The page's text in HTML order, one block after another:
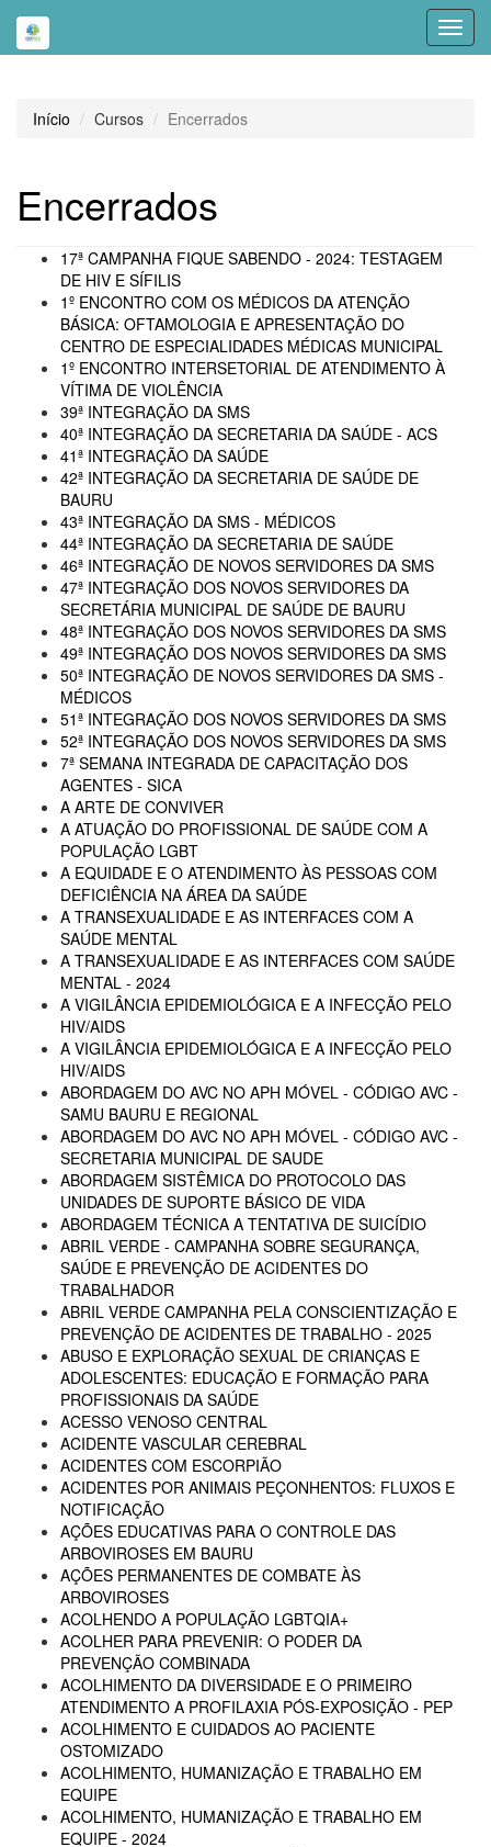
Início Cursos Encerrados
Encerrados
17ª CAMPANHA FIQUE SABENDO - 2024: TESTAGEM
DE HIV E SÍFILIS
1º ENCONTRO COM OS MÉDICOS DA ATENÇÃO
BÁSICA: OFTAMOLOGIA E APRESENTAÇÃO DO
CENTRO DE ESPECIALIDADES MÉDICAS MUNICIPAL
1º ENCONTRO INTERSETORIAL DE ATENDIMENTO À
VÍTIMA DE VIOLÊNCIA
39ª INTEGRAÇÃO DA SMS
40ª INTEGRAÇÃO DA SECRETARIA DA SAÚDE - ACS
41ª INTEGRAÇÃO DA SAÚDE
42ª INTEGRAÇÃO DA SECRETARIA DE SAÚDE DE
BAURU
43ª INTEGRAÇÃO DA SMS - MÉDICOS
44ª INTEGRAÇÃO DA SECRETARIA DE SAÚDE
46ª INTEGRAÇÃO DE NOVOS SERVIDORES DA SMS
47ª INTEGRAÇÃO DOS NOVOS SERVIDORES DA
SECRETÁRIA MUNICIPAL DE SAÚDE DE BAURU
48ª INTEGRAÇÃO DOS NOVOS SERVIDORES DA SMS
49ª INTEGRAÇÃO DOS NOVOS SERVIDORES DA SMS
50ª INTEGRAÇÃO DE NOVOS SERVIDORES DA SMS -
MÉDICOS
51ª INTEGRAÇÃO DOS NOVOS SERVIDORES DA SMS
52ª INTEGRAÇÃO DOS NOVOS SERVIDORES DA SMS
7ª SEMANA INTEGRADA DE CAPACITAÇÃO DOS
AGENTES - SICA
A ARTE DE CONVIVER
A ATUAÇÃO DO PROFISSIONAL DE SAÚDE COM A
POPULAÇÃO LGBT
A EQUIDADE E O ATENDIMENTO ÀS PESSOAS COM
DEFICIÊNCIA NA ÁREA DA SAÚDE
A TRANSEXUALIDADE E AS INTERFACES COM A
SAÚDE MENTAL
A TRANSEXUALIDADE E AS INTERFACES COM SAÚDE
MENTAL - 2024
A VIGILÂNCIA EPIDEMIOLÓGICA E A INFECÇÃO PELO
HIV/AIDS
A VIGILÂNCIA EPIDEMIOLÓGICA E A INFECÇÃO PELO
HIV/AIDS
ABORDAGEM DO AVC NO APH MÓVEL - CÓDIGO AVC -
SAMU BAURU E REGIONAL
ABORDAGEM DO AVC NO APH MÓVEL - CÓDIGO AVC -
SECRETARIA MUNICIPAL DE SAUDE
ABORDAGEM SISTÊMICA DO PROTOCOLO DAS
UNIDADES DE SUPORTE BÁSICO DE VIDA
ABORDAGEM TÉCNICA A TENTATIVA DE SUICÍDIO
ABRIL VERDE - CAMPANHA SOBRE SEGURANÇA,
SAÚDE E PREVENÇÃO DE ACIDENTES DO
TRABALHADOR
ABRIL VERDE CAMPANHA PELA CONSCIENTIZAÇÃO E
PREVENÇÃO DE ACIDENTES DE TRABALHO - 2025
ABUSO E EXPLORAÇÃO SEXUAL DE CRIANÇAS E
ADOLESCENTES: EDUCAÇÃO E FORMAÇÃO PARA
PROFISSIONAIS DA SAÚDE
ACESSO VENOSO CENTRAL
ACIDENTE VASCULAR CEREBRAL
ACIDENTES COM ESCORPIÃO
ACIDENTES POR ANIMAIS PEÇONHENTOS: FLUXOS E
NOTIFICAÇÃO
AÇÕES EDUCATIVAS PARA O CONTROLE DAS
ARBOVIROSES EM BAURU
AÇÕES PERMANENTES DE COMBATE ÀS
ARBOVIROSES
ACOLHENDO A POPULAÇÃO LGBTQIA+
ACOLHER PARA PREVENIR: O PODER DA
PREVENÇÃO COMBINADA
ACOLHIMENTO DA DIVERSIDADE E O PRIMEIRO
ATENDIMENTO A PROFILAXIA PÓS-EXPOSIÇÃO - PEP
ACOLHIMENTO E CUIDADOS AO PACIENTE
OSTOMIZADO
ACOLHIMENTO, HUMANIZAÇÃO E TRABALHO EM
EQUIPE
ACOLHIMENTO, HUMANIZAÇÃO E TRABALHO EM
EQUIPE - 2024